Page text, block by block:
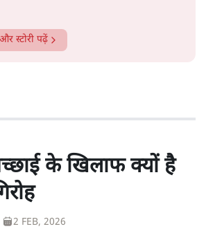
स्टोरी पढ़ें
के खिलाफ क्यों है
2 FEB, 2026